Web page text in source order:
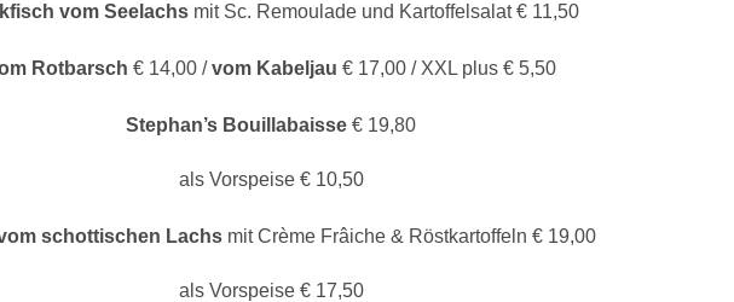
vom Seelachs mit Sc. Remoulade und Kartoffelsalat € 11,50
Rotbarsch € 14,00 /vom Kabeljau € 17,00 / XXL plus € 5,50
Stephan’s Bouillabaisse € 19,80
als Vorspeise € 10,50
schottischen Lachs mit Crème Frâiche & Röstkartoffeln € 19,00
als Vorspeise € 17,50